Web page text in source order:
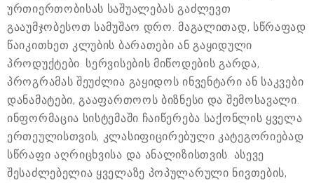
ურთიერთობისას საშუალებას გაძლევთ
გააუმჯობესოთ სამუშაო დრო. მაგალითად, სწრაფად
წაიკითხეთ კლუბის ბარათები ან გაყიდული
პროდუქტები. სერვისების მიწოდების გარდა,
პროგრამას შეუძლია გაყიდოს ინვენტარი ან საკვები
დანამატები, გააფართოოს ბიზნესი და შემოსავალი.
ინფორმაცია სისტემაში ჩაიწერება საქონლის ყველა
ერთეულისთვის, კლასიფიცირებული კატეგორიებად
სწრაფი აღრიცხვისა და ანალიზისთვის. ასევე
შესაძლებელია ყველაზე პოპულარული ნივთების,